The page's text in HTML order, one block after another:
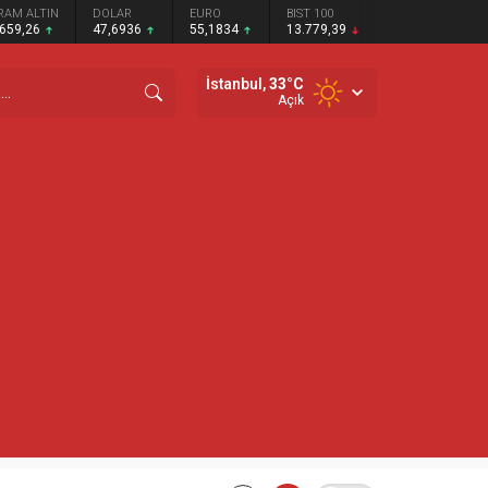
ALTIN DOLAR
47,6936
EURO
55,1834
BIST 100
13.779,39
İstanbul,33°C
Açık